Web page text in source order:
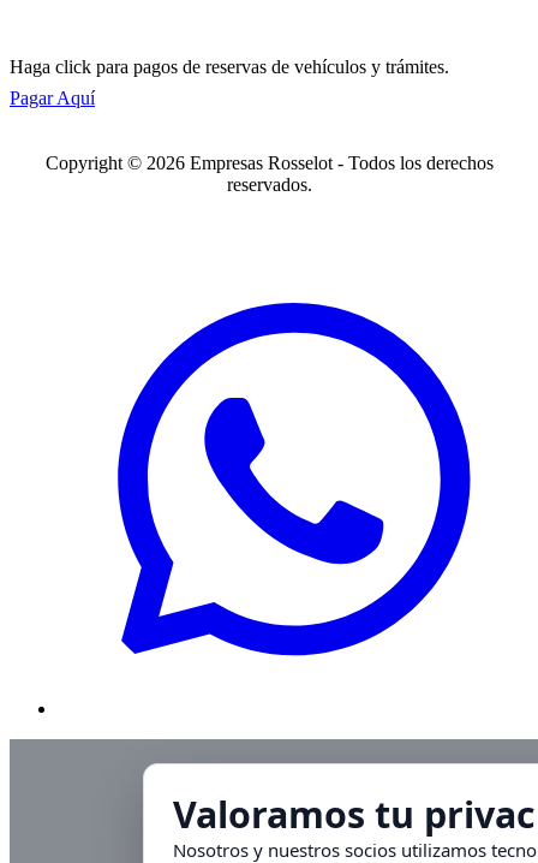
Haga click para pagos de reservas de vehículos y trámites.
Pagar Aquí
Copyright © 2026 Empresas Rosselot - Todos los derechos
reservados.
Valoramos tu
Nosotros y nuestros socios utilizamos